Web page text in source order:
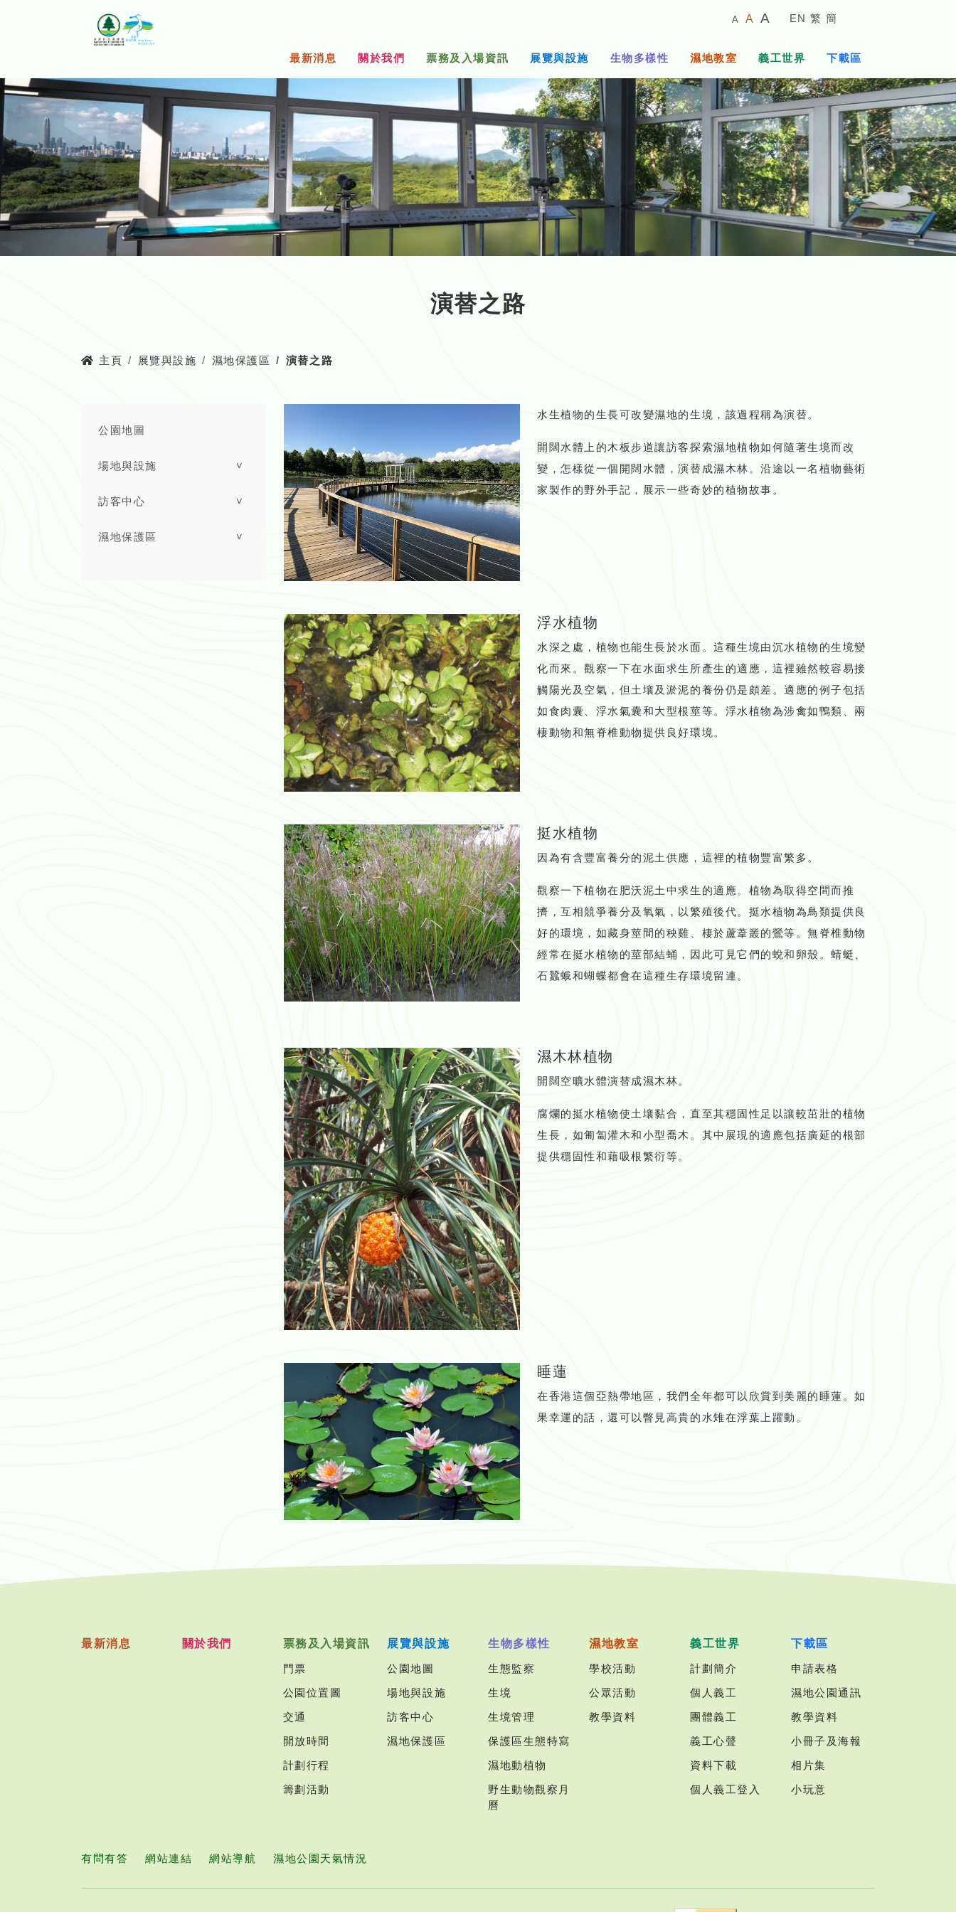
容
A
較
A
預
字
體
大
小
A
的
字
體
EN 繁 簡
最新消息 關於我們 票務及入場資訊 展覽與設施 生物多樣性 濕地教室 義工世界 下載區
演替之路
主頁 展覽與設施 濕地保護區 演替之路
公園地圖
場地與設施 ˅
訪客中心 ˅
濕地保護區 ˅
水生植物的生長可改變濕地的生境，該過程稱為演替。
開闊水體上的木板步道讓訪客探索濕地植物如何隨著生境而改
變，怎樣從一個開闊水體，演替成濕木林。沿途以一名植物藝術
家製作的野外手記，展示一些奇妙的植物故事。
浮水植物
水深之處，植物也能生長於水面。這種生境由沉水植物的生境變
化而來。觀察一下在水面求生所產生的適應，這裡雖然較容易接
觸陽光及空氣，但土壤及淤泥的養份仍是頗差。適應的例子包括
如食肉囊、浮水氣囊和大型根莖等。浮水植物為涉禽如鴨類、兩
棲動物和無脊椎動物提供良好環境。
挺水植物
因為有含豐富養分的泥土供應，這裡的植物豐富繁多。
觀察一下植物在肥沃泥土中求生的適應。植物為取得空間而推
擠，互相競爭養分及氧氣，以繁殖後代。挺水植物為鳥類提供良
好的環境，如藏身莖間的秧雞、棲於蘆葦叢的鶯等。無脊椎動物
經常在挺水植物的莖部結蛹，因此可見它們的蛻和卵殼。蜻蜓、
石蠶蛾和蝴蝶都會在這種生存環境留連。
濕木林植物
開闊空曠水體演替成濕木林。
腐爛的挺水植物使土壤黏合，直至其穩固性足以讓較茁壯的植物
生長，如匍匐灌木和小型喬木。其中展現的適應包括廣延的根部
提供穩固性和藉吸根繁衍等。
睡蓮
在香港這個亞熱帶地區，我們全年都可以欣賞到美麗的睡蓮。如
果幸運的話，還可以瞥見高貴的水雉在浮葉上躍動。
最新消息 關於我們 票務及入場資訊
門票
公園位置圖
交通
開放時間
計劃行程
籌劃活動
展覽與設施
公園地圖
場地與設施
訪客中心
濕地保護區
生物多樣性
生態監察
生境
生境管理
保護區生態特寫
濕地動植物
野生動物觀察月
曆
濕地教室
學校活動
公眾活動
教學資料
義工世界
計劃簡介
個人義工
團體義工
義工心聲
資料下載
個人義工登入
下載區
申請表格
濕地公園通訊
教學資料
小冊子及海報
相片集
小玩意
有問有答 網站連結 網站導航 濕地公園天氣情況